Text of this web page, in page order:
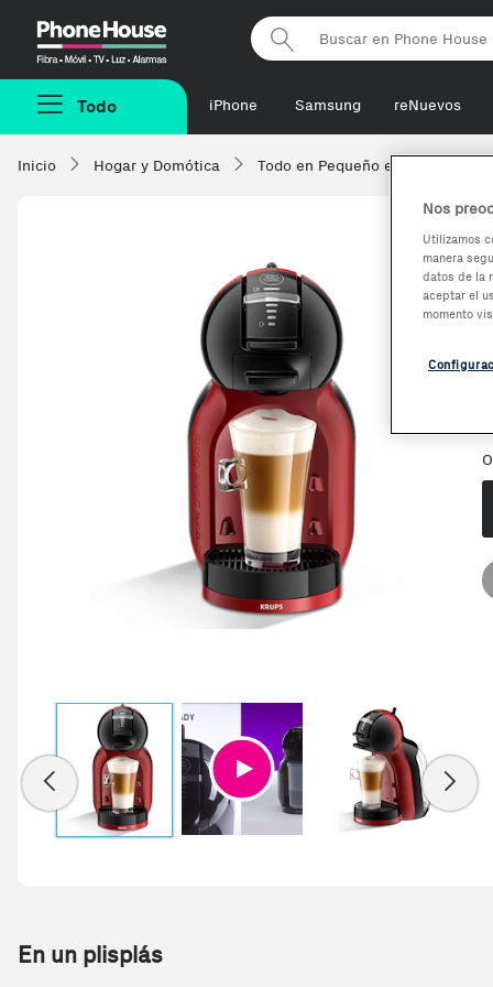
Phonehouse
Todo iPhone Samsung reNuevos
Inicio Hogar y Domótica Todo en Pequeño
En un plisplás
Nos
Utilizamos
manera
datos de la
aceptar el
momento